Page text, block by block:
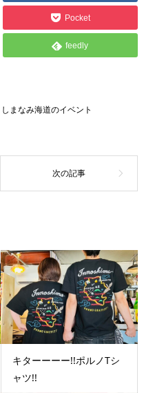
Pocket
feedly
しまなみ海道のイベント
キターーーー!!ポルノTシ
ャツ!!